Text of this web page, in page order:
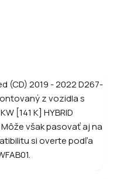
(CD) 2019 - 2022 D267-
z vozidla s
[141 K] HYBRID
Môže však pasovať aj na
si overte podľa